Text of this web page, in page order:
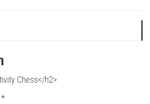
Chess</h2>
*